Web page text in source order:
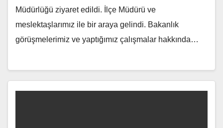
Müdürlüğü ziyaret edildi. İlçe Müdürü ve
meslektaşlarımız ile bir araya gelindi. Bakanlık
görüşmelerimiz ve yaptığımız çalışmalar hakkında…